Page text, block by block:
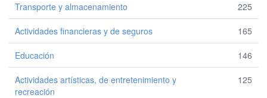
Transporte y almacenamiento 225
Actividades financieras y de seguros 165
Educación 146
Actividades artísticas, de entretenimiento y
recreación
125